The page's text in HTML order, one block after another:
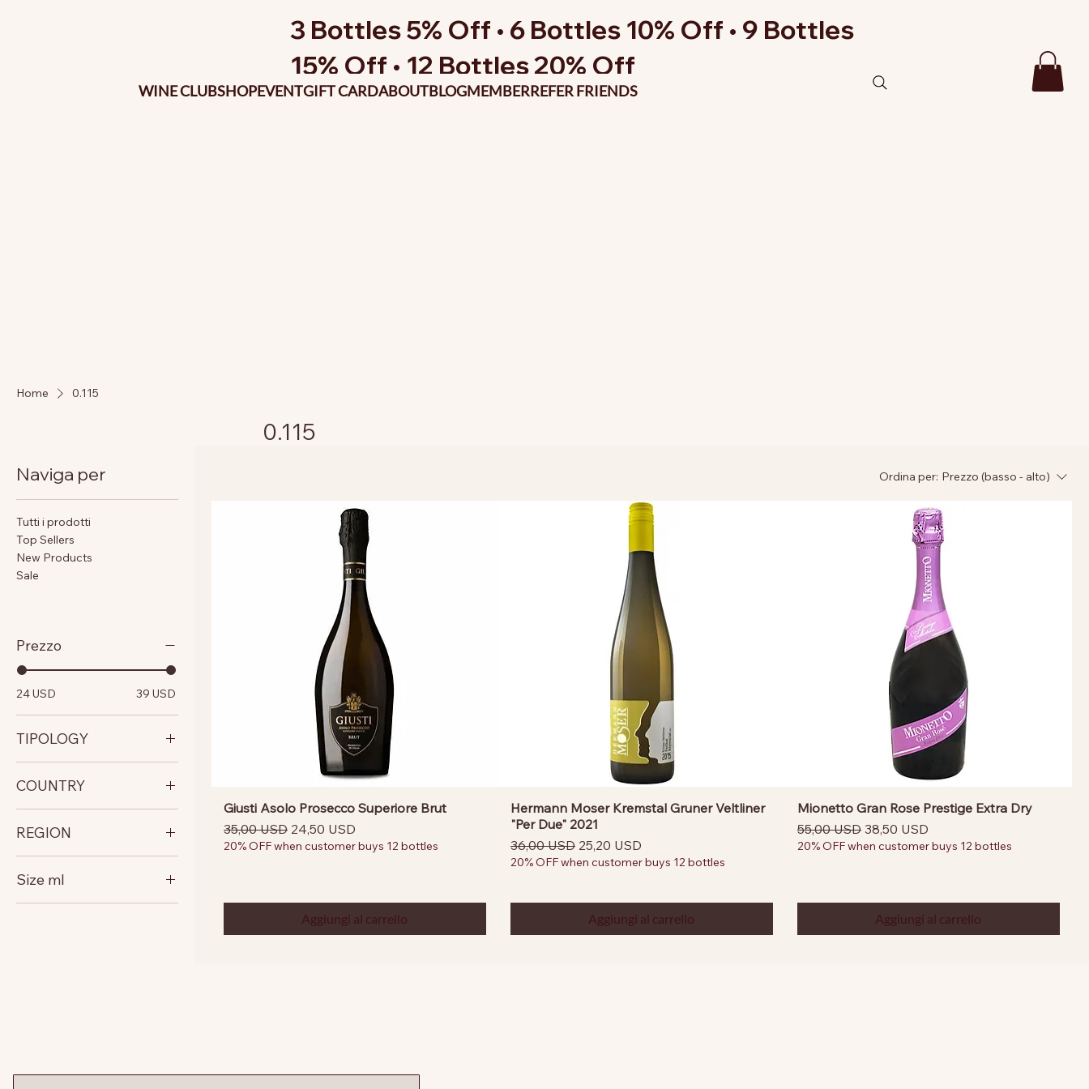
3 Bottles 5% Off • 6 Bottles 10% Off • 9 Bottles
15% Off • 12 Bottles 20% Off
WINE CLUBSHOPEVENTGIFT CARDABOUTBLOGMEMBERREFER FRIENDS
Home 0.115
0.115
Naviga per
Tutti i prodotti
Top Sellers
New Products
Sale
Prezzo
24 USD 39 USD
TIPOLOGY
SPARKLING
WHITE LIGHT BODY
COUNTRY
italy
Austria
REGION
Weinland
Veneto
Size ml
750
Ordina per: Prezzo (basso - alto)
Giusti Asolo Prosecco Superiore Brut
Prezzo regolare
35,00 USD Prezzo scontato
24,50 USD
20% OFF when customer buys 12 bottles
Aggiungi al carrello
Hermann Moser Kremstal Gruner Veltliner
"Per Due" 2021
Prezzo regolare
36,00 USD Prezzo scontato
25,20 USD
20% OFF when customer buys 12 bottles
Aggiungi al carrello
Mionetto Gran Rose Prestige Extra Dry
Prezzo regolare
55,00 USD Prezzo scontato
38,50 USD
20% OFF when customer buys 12 bottles
Aggiungi al carrello